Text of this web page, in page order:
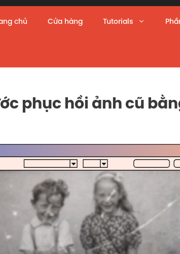
chủ Cửa hàng Tutorials
phục hồi ảnh cũ